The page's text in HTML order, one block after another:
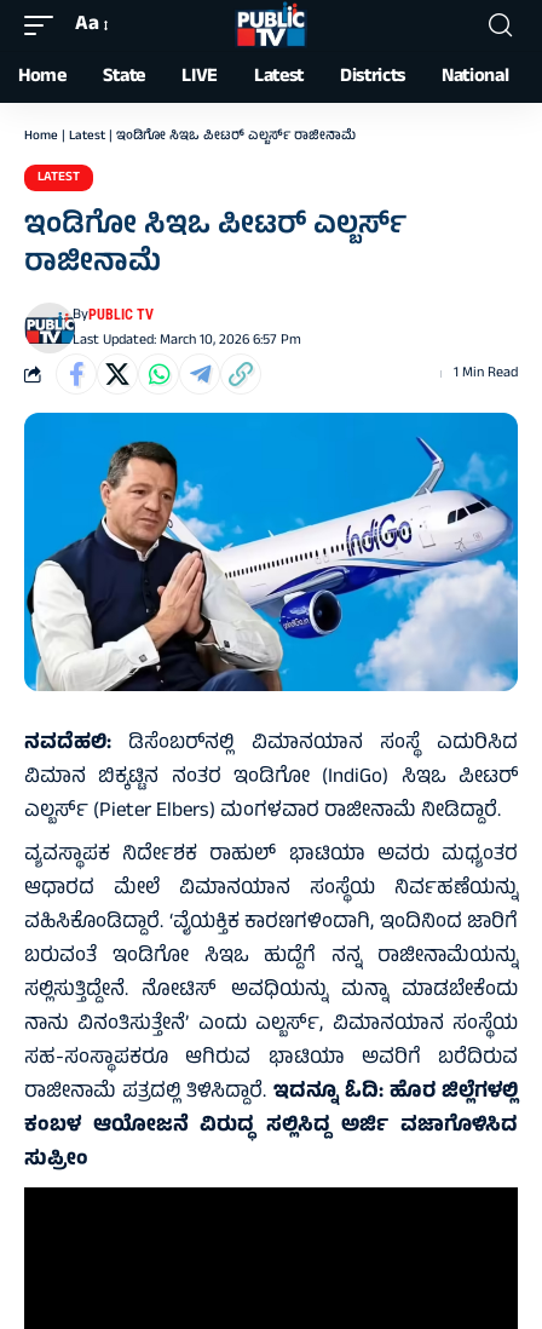
Font
Resizer
Aa
Home State LIVE Latest Districts National
Home | Latest | ಇಂಡಿಗೋ ಸಿಇಒ ಪೀಟರ್ ಎಲ್ಬರ್ಸ್ ರಾಜೀನಾಮೆ
LATEST
ಇಂಡಿಗೋ ಸಿಇಒ ಪೀಟರ್ ಎಲ್ಬರ್ಸ್
ರಾಜೀನಾಮೆ
Last Updated: March 10, 2026 6:57 Pm
ByPUBLIC TV
1 Min Read
ನವದೆಹಲಿ: ಡಿಸೆಂಬರ್‌ನಲ್ಲಿ ವಿಮಾನಯಾನ ಸಂಸ್ಥೆ ಎದುರಿಸಿದ
ವಿಮಾನ ಬಿಕ್ಕಟ್ಟಿನ ನಂತರ ಇಂಡಿಗೋ (IndiGo) ಸಿಇಒ ಪೀಟರ್
ಎಲ್ಬರ್ಸ್ (Pieter Elbers) ಮಂಗಳವಾರ ರಾಜೀನಾಮೆ ನೀಡಿದ್ದಾರೆ.
ವ್ಯವಸ್ಥಾಪಕ ನಿರ್ದೇಶಕ ರಾಹುಲ್ ಭಾಟಿಯಾ ಅವರು ಮಧ್ಯಂತರ
ಆಧಾರದ ಮೇಲೆ ವಿಮಾನಯಾನ ಸಂಸ್ಥೆಯ ನಿರ್ವಹಣೆಯನ್ನು
ವಹಿಸಿಕೊಂಡಿದ್ದಾರೆ. ‘ವೈಯಕ್ತಿಕ ಕಾರಣಗಳಿಂದಾಗಿ, ಇಂದಿನಿಂದ ಜಾರಿಗೆ
ಬರುವಂತೆ ಇಂಡಿಗೋ ಸಿಇಒ ಹುದ್ದೆಗೆ ನನ್ನ ರಾಜೀನಾಮೆಯನ್ನು
ಸಲ್ಲಿಸುತ್ತಿದ್ದೇನೆ. ನೋಟಿಸ್ ಅವಧಿಯನ್ನು ಮನ್ನಾ ಮಾಡಬೇಕೆಂದು
ನಾನು ವಿನಂತಿಸುತ್ತೇನೆ’ ಎಂದು ಎಲ್ಬರ್ಸ್, ವಿಮಾನಯಾನ ಸಂಸ್ಥೆಯ
ಸಹ-ಸಂಸ್ಥಾಪಕರೂ ಆಗಿರುವ ಭಾಟಿಯಾ ಅವರಿಗೆ ಬರೆದಿರುವ
ರಾಜೀನಾಮೆ ಪತ್ರದಲ್ಲಿ ತಿಳಿಸಿದ್ದಾರೆ. ಇದನ್ನೂ ಓದಿ:ಹೊರ ಜಿಲ್ಲೆಗಳಲ್ಲಿ
ಕಂಬಳ ಆಯೋಜನೆ ವಿರುದ್ಧ ಸಲ್ಲಿಸಿದ್ದ ಅರ್ಜಿ ವಜಾಗೊಳಿಸಿದ
ಸುಪ್ರೀಂ